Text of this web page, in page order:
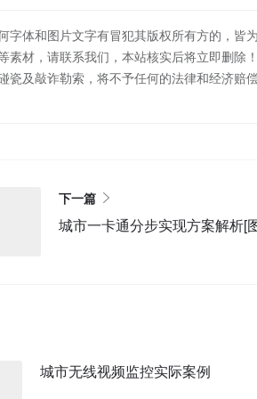
字体和图片文字有冒犯其版权所有方的，皆
素材，请联系我们，本站核实后将立即删除
瓷及敲诈勒索，将不予任何的法律和经济赔
下一篇
城市一卡通分步实现方案解析[
城市无线视频监控实际案例